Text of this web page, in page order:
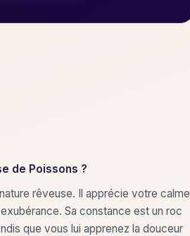
de Poissons ?
rêveuse. Il apprécie votre calme
Sa constance est un roc
que vous lui apprenez la douceur